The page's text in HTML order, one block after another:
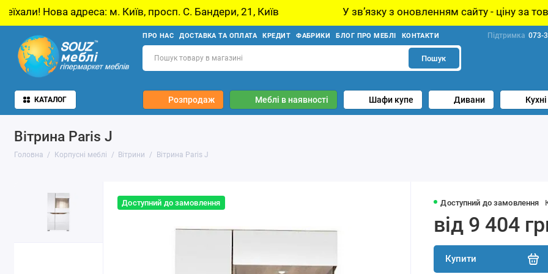
м. Київ, просп. С. Бандери, 21, Київ У звʼязку з оновленням сайту - ціну за товар уточнюйте
ПРО НАС ДОСТАВКА ТА ОПЛАТА КРЕДИТ ФАБРИКИ БЛОГ ПРО МЕБЛІ КОНТАКТИ Підтримка 073-
Пошук
КАТАЛОГ Розпродаж Меблі в наявності Шафи купе Дивани Кухні
Вітрина Paris J
Головна Корпусні меблі Вітрини Вітрина Paris J
Доступний до замовлення Доступний до замовлення
від 9 404
Купити